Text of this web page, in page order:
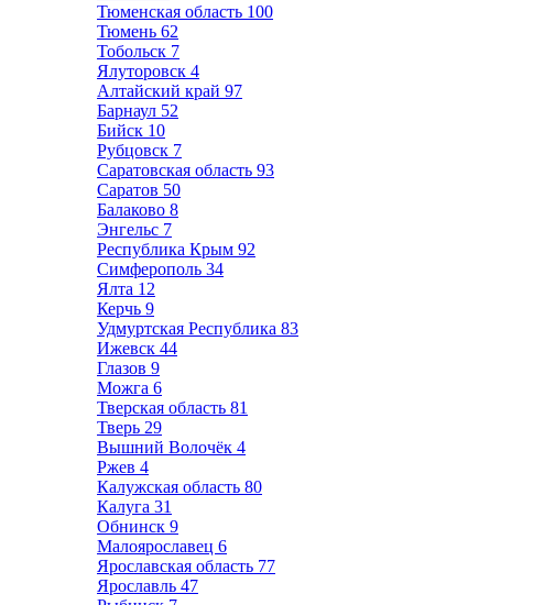
Тюменская область 100
Тюмень 62
Тобольск 7
Ялуторовск 4
Алтайский край 97
Барнаул 52
Бийск 10
Рубцовск 7
Саратовская область 93
Саратов 50
Балаково 8
Энгельс 7
Республика Крым 92
Симферополь 34
Ялта 12
Керчь 9
Удмуртская Республика 83
Ижевск 44
Глазов 9
Можга 6
Тверская область 81
Тверь 29
Вышний Волочёк 4
Ржев 4
Калужская область 80
Калуга 31
Обнинск 9
Малоярославец 6
Ярославская область 77
Ярославль 47